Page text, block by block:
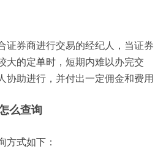
证券商进行交易的经纪人，当证券
大的定单时，短期内难以办完交
协助进行，并付出一定佣金和费用
么查询
方式如下：